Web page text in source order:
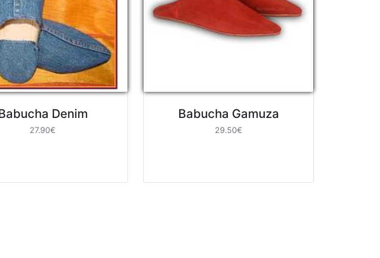
Denim
27.90€
Babucha Gamuza
29.50€